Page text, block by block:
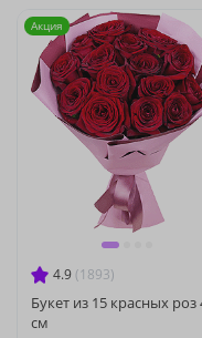
4.9 (1893)
Букет из 15 красных роз
см
Акция